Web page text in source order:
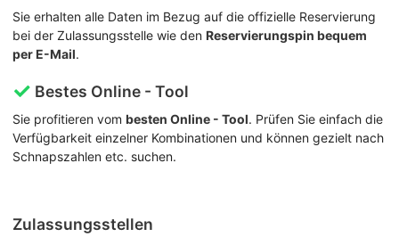
Sie erhalten alle Daten im Bezug auf die offizielle Reservierung
bei der Zulassungsstelle wie den Reservierungspin bequem
per E-Mail.
Bestes Online - Tool
Sie profitieren vom besten Online - Tool. Prüfen Sie einfach die
Verfügbarkeit einzelner Kombinationen und können gezielt nach
Schnapszahlen etc. suchen.
Zulassungsstellen